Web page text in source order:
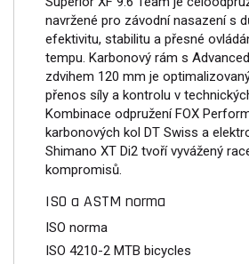
navržené pro závodní nasazení s
efektivitu, stabilitu a přesné
tempu. Karbonový rám s
zdvihem 120 mm je
přenos síly a kontrolu v
Kombinace odpružení FOX
karbonových kol DT Swiss a
Shimano XT Di2 tvoří vyvážený
kompromisů.
ISO a ASTM norma
ISO norma
ISO 4210-2 MTB bicycles